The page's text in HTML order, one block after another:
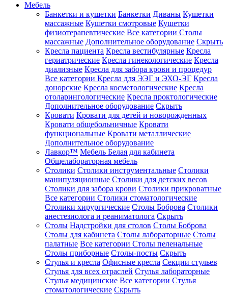
Мебель
Банкетки и кушетки Банкетки Диваны Кушетки
массажные Кушетки смотровые Кушетки
физиотерапевтические Все категории Столы
массажные Дополнительное оборудование Скрыть
Кресла пациента Кресла вестибулярные Кресла
гериатрические Кресла гинекологические Кресла
диализные Кресла для забора крови и процедур
Все категории Кресла для ЭЭГ и ЭХО-ЭГ Кресла
донорские Кресла косметологические Кресла
отоларингологические Кресла проктологические
Дополнительное оборудование Скрыть
Кровати Кровати для детей и новорожденных
Кровати общебольничные Кровати
функциональные Кровати металлические
Дополнительное оборудование
Лавкор™ Мебель Белая для кабинета
Общелабораторная мебель
Столики Столики инструментальные Столики
манипуляционные Столики для детских весов
Столики для забора крови Столики прикроватные
Все категории Столики стоматологические
Столики хирургические Столы Боброва Столики
анестезиолога и реаниматолога Скрыть
Столы Надстройки для столов Столы Боброва
Столы для кабинета Столы лабораторные Столы
палатные Все категории Столы пеленальные
Столы приборные Столы-посты Скрыть
Стулья и кресла Офисные кресла Секции стульев
Стулья для всех отраслей Стулья лабораторные
Стулья медицинские Все категории Стулья
стоматологические Скрыть